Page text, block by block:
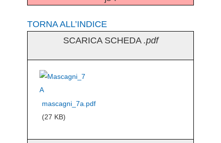
TORNA ALL’INDICE
SCARICA SCHEDA .pdf
mascagni_7a.pdf
(27 KB)